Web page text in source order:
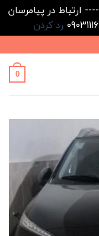
واحد ارتباط با مشتریان : 02182808933 ---- ارتباط در پیامرسان
رد کردن
0